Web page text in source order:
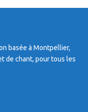
basée à Montpellier,
de chant, pour tous les